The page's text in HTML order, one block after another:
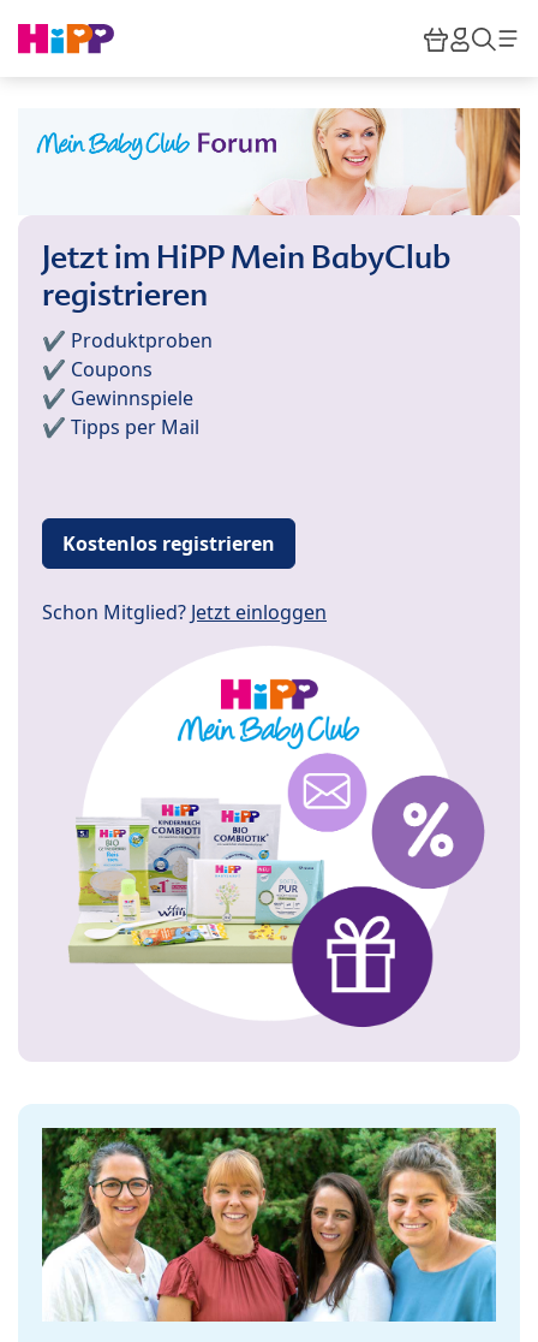
HiPP
Jetzt im HiPP Mein BabyClub
registrieren
✔️ Produktproben
✔️ Coupons
✔️ Gewinnspiele
✔️ Tipps per Mail
Kostenlos registrieren
Schon Mitglied? Jetzt einloggen